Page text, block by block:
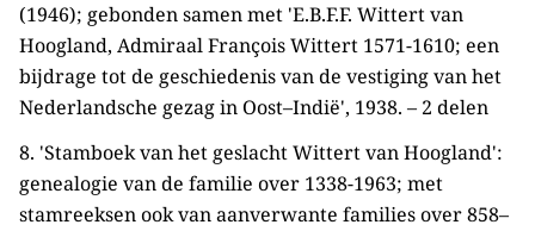
(1946); gebonden samen met 'E.B.F.F. Wittert van
Hoogland, Admiraal François Wittert 1571-1610; een
bijdrage tot de geschiedenis van de vestiging van het
Nederlandsche gezag in Oost–Indië', 1938. – 2 delen
8. 'Stamboek van het geslacht Wittert van Hoogland':
genealogie van de familie over 1338-1963; met
stamreeksen ook van aanverwante families over 858–